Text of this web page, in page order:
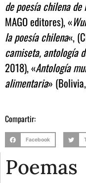
de poesía chilena
MAGO editores), «
la poesía chilena«,
camiseta, antología
2018), «Antología
alimentaria»
Compartir:
Facebook
Poemas